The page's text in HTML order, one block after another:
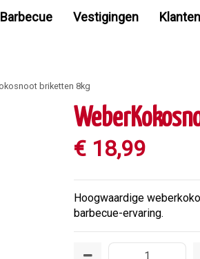
briketten 8kg
Barbecue Vestigingen
€ 18,99
Hoogwaardige
barbecue-ervaring.